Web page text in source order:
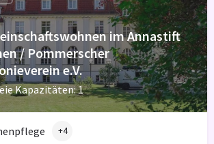
im Annastift
/ Pommerscher
e.V.
Kapazitäten: 1
+4